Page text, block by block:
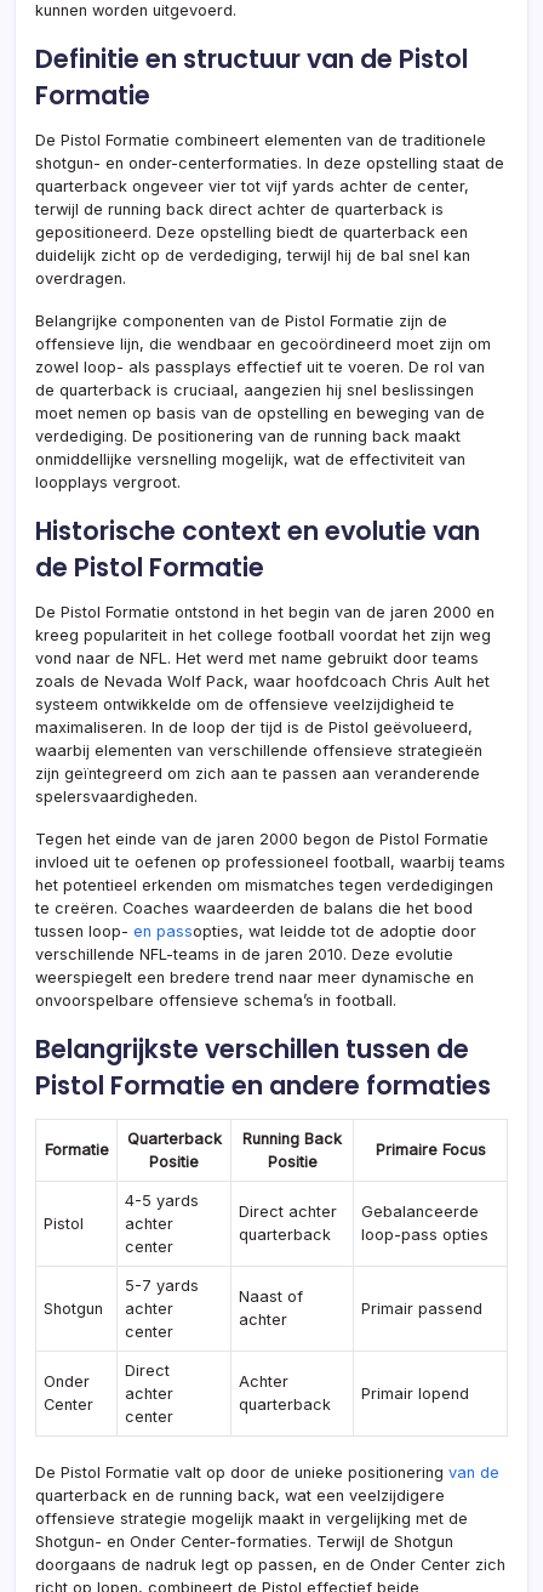
kunnen worden uitgevoerd.
Definitie en structuur van de Pistol
Formatie
De Pistol Formatie combineert elementen van de traditionele
shotgun- en onder-centerformaties. In deze opstelling staat de
quarterback ongeveer vier tot vijf yards achter de center,
terwijl de running back direct achter de quarterback is
gepositioneerd. Deze opstelling biedt de quarterback een
duidelijk zicht op de verdediging, terwijl hij de bal snel kan
overdragen.
Belangrijke componenten van de Pistol Formatie zijn de
offensieve lijn, die wendbaar en gecoördineerd moet zijn om
zowel loop- als passplays effectief uit te voeren. De rol van
de quarterback is cruciaal, aangezien hij snel beslissingen
moet nemen op basis van de opstelling en beweging van de
verdediging. De positionering van de running back maakt
onmiddellijke versnelling mogelijk, wat de effectiviteit van
loopplays vergroot.
Historische context en evolutie van
de Pistol Formatie
De Pistol Formatie ontstond in het begin van de jaren 2000 en
kreeg populariteit in het college football voordat het zijn weg
vond naar de NFL. Het werd met name gebruikt door teams
zoals de Nevada Wolf Pack, waar hoofdcoach Chris Ault het
systeem ontwikkelde om de offensieve veelzijdigheid te
maximaliseren. In de loop der tijd is de Pistol geëvolueerd,
waarbij elementen van verschillende offensieve strategieën
zijn geïntegreerd om zich aan te passen aan veranderende
spelersvaardigheden.
Tegen het einde van de jaren 2000 begon de Pistol Formatie
invloed uit te oefenen op professioneel football, waarbij teams
het potentieel erkenden om mismatches tegen verdedigingen
te creëren. Coaches waardeerden de balans die het bood
tussen loop- en passopties, wat leidde tot de adoptie door
verschillende NFL-teams in de jaren 2010. Deze evolutie
weerspiegelt een bredere trend naar meer dynamische en
onvoorspelbare offensieve schema’s in football.
Belangrijkste verschillen tussen de
Pistol Formatie en andere formaties
Formatie
Quarterback
Positie
Running Back
Positie
Primaire Focus
Pistol
4-5 yards
achter
center
Direct achter
quarterback
Gebalanceerde
loop-pass opties
Shotgun
5-7 yards
achter
center
Naast of
achter
Primair passend
Onder
Center
Direct
achter
center
Achter
quarterback
Primair lopend
De Pistol Formatie valt op door de unieke positionering van de
quarterback en de running back, wat een veelzijdigere
offensieve strategie mogelijk maakt in vergelijking met de
Shotgun- en Onder Center-formaties. Terwijl de Shotgun
doorgaans de nadruk legt op passen, en de Onder Center zich
richt op lopen, combineert de Pistol effectief beide